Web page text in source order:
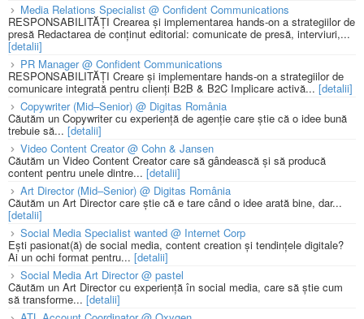
Media Relations Specialist @ Confident Communications
RESPONSABILITĂȚI Crearea și implementarea hands-on a strategiilor de
presă Redactarea de conținut editorial: comunicate de presă, interviuri,...
[detalii]
PR Manager @ Confident Communications
RESPONSABILITĂȚI Creare și implementare hands-on a strategiilor de
comunicare integrată pentru clienți B2B & B2C Implicare activă... [detalii]
Copywriter (Mid–Senior) @ Digitas România
Căutăm un Copywriter cu experiență de agenție care știe că o idee bună
trebuie să... [detalii]
Video Content Creator @ Cohn & Jansen
Căutăm un Video Content Creator care să gândească și să producă
content pentru unele dintre... [detalii]
Art Director (Mid–Senior) @ Digitas România
Căutăm un Art Director care știe că e tare când o idee arată bine, dar...
[detalii]
Social Media Specialist wanted @ Internet Corp
Ești pasionat(ă) de social media, content creation și tendințele digitale?
Ai un ochi format pentru... [detalii]
Social Media Art Director @ pastel
Căutăm un Art Director cu experiență în social media, care să știe cum
să transforme... [detalii]